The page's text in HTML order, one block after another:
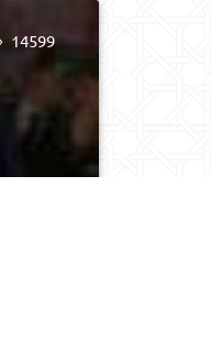
14599